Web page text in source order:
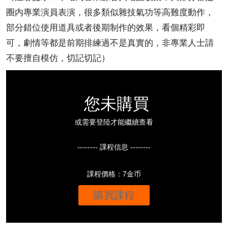
圈内專業演員表演，很多類似雜技氣功等高難度動作，
部分錯位使用道具或者後期制作的效果，看個精彩即
可，劇情等都是前期排練過不是真實的，非專業人士請
不要擅自模仿，切記切記）
您未購買
或需要登陸才能繼續查看
-------- 課程信息 --------
課程價格：7金币
購買課程